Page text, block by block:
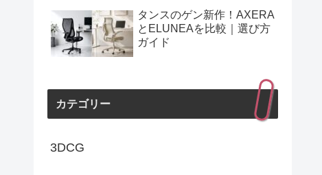
タンスのゲン新作！AXERA
とELUNEAを比較｜選び方
ガイド
カテゴリー
3DCG